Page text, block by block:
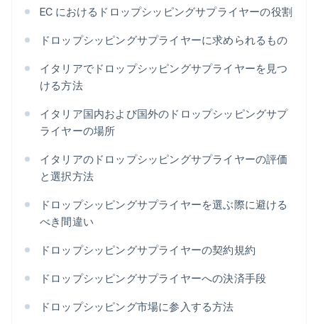
EC におけるドロップシッピングサプライヤーの役割
ドロップシッピングサプライヤーに求められるもの
イタリアでドロップシッピングサプライヤーを見つ
ける方法
イタリア国内および国外のドロップシッピングサプ
ライヤーの場所
イタリアのドロップシッピングサプライヤーの評価
と選択方法
ドロップシッピングサプライヤーを選ぶ際に避ける
べき間違い
ドロップシッピングサプライヤーの契約規約
ドロップシッピングサプライヤーへの決済手段
ドロップシッピング市場に参入する方法